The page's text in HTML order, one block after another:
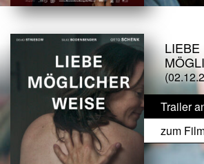
LIEBE
Trailer
zum